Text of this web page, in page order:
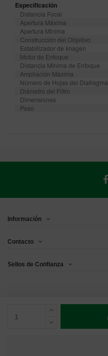
Especificación
Distancia Focal
Apertura Máxima
Apertura Mínima
Construcción del Objetivo
Estabilizador de Imagen
Motor de Enfoque
Distancia Mínima de Enfoque
Ampliación Máxima
Número de Hojas del Diafragma
Diámetro del Filtro
Dimensiones
Peso
Información
Contacto
Sellos de Confianza